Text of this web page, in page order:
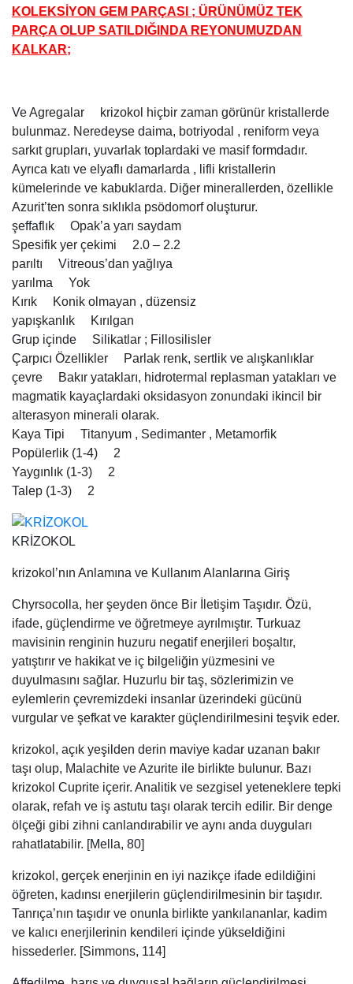
KOLEKSİYON GEM PARÇASI ; ÜRÜNÜMÜZ TEK
PARÇA OLUP SATILDIĞINDA REYONUMUZDAN
KALKAR;
Ve Agregalar krizokol hiçbir zaman görünür kristallerde
bulunmaz. Neredeyse daima, botriyodal , reniform veya
sarkıt grupları, yuvarlak toplardaki ve masif formdadır.
Ayrıca katı ve elyaflı damarlarda , lifli kristallerin
kümelerinde ve kabuklarda. Diğer minerallerden, özellikle
Azurit’ten sonra sıklıkla psödomorf oluşturur.
şeffaflık Opak’a yarı saydam
Spesifik yer çekimi 2.0 – 2.2
parıltı Vitreous’dan yağlıya
yarılma Yok
Kırık Konik olmayan , düzensiz
yapışkanlık Kırılgan
Grup içinde Silikatlar ; Fillosilisler
Çarpıcı Özellikler Parlak renk, sertlik ve alışkanlıklar
çevre Bakır yatakları, hidrotermal replasman yatakları ve
magmatik kayaçlardaki oksidasyon zonundaki ikincil bir
alterasyon minerali olarak.
Kaya Tipi Titanyum , Sedimanter , Metamorfik
Popülerlik (1-4) 2
Yaygınlık (1-3) 2
Talep (1-3) 2
KRİZOKOL
krizokol’nın Anlamına ve Kullanım Alanlarına Giriş
Chyrsocolla, her şeyden önce Bir İletişim Taşıdır. Özü,
ifade, güçlendirme ve öğretmeye ayrılmıştır. Turkuaz
mavisinin renginin huzuru negatif enerjileri boşaltır,
yatıştırır ve hakikat ve iç bilgeliğin yüzmesini ve
duyulmasını sağlar. Huzurlu bir taş, sözlerimizin ve
eylemlerin çevremizdeki insanlar üzerindeki gücünü
vurgular ve şefkat ve karakter güçlendirilmesini teşvik eder.
krizokol, açık yeşilden derin maviye kadar uzanan bakır
taşı olup, Malachite ve Azurite ile birlikte bulunur. Bazı
krizokol Cuprite içerir. Analitik ve sezgisel yeteneklere tepki
olarak, refah ve iş astutu taşı olarak tercih edilir. Bir denge
ölçeği gibi zihni canlandırabilir ve aynı anda duyguları
rahatlatabilir. [Mella, 80]
krizokol, gerçek enerjinin en iyi nazikçe ifade edildiğini
öğreten, kadınsı enerjilerin güçlendirilmesinin bir taşıdır.
Tanrıça’nın taşıdır ve onunla birlikte yankılananlar, kadim
ve kalıcı enerjilerinin kendileri içinde yükseldiğini
hissederler. [Simmons, 114]